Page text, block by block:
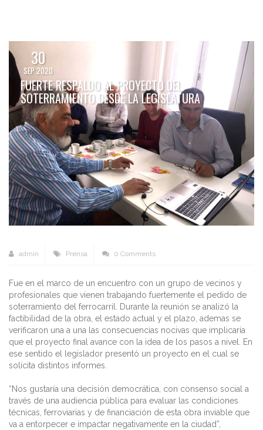
30
SEP 2020
FUERTE RESPALDO AL PROYECTO DEL
SOTERRAMIENTO DESDE LA LEGISLATURA
admin Prensa 0 Comments
Fue en el marco de un encuentro con un grupo de vecinos y
profesionales que vienen trabajando fuertemente el pedido de
soterramiento del ferrocarril. Durante la reunión se analizó la
factibilidad de la obra, el estado actual y el plazo, ademas se
verificaron una a una las consecuencias nocivas que implicaría
que el proyecto final avance con la idea de los pasos a nivel. En
ese sentido el legislador presentó un proyecto en el cual se
solicita distintos informes.
“Nos gustaría una decisión democrática, con consenso social a
través de una audiencia pública para evaluar las condiciones
técnicas, ferroviarias y de financiación de esta obra inviable que
va a entorpecer e impactar negativamente en la ciudad”,